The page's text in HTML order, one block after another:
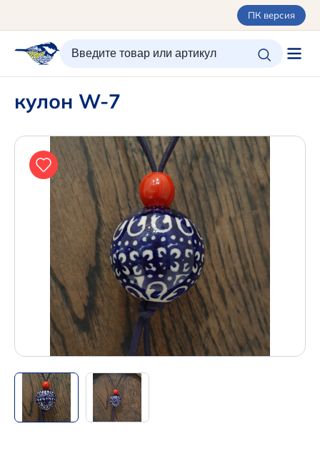
ПК версия
ИЗБРАННОЕ ВХОД/РЕГИСТРАЦИЯ КОРЗИНА
Орнаменты
О керамике
Оплата и доставка
Контакты
Подарочные карты
Новинки
Москва
+7 (495) 680-44-95 /
+7 (495) 680-92-00
.
Написать нам в Телеграм
+7 (925) 294-91-85
,
в MAX
+7 (926) 702-09-76
кулон W-7